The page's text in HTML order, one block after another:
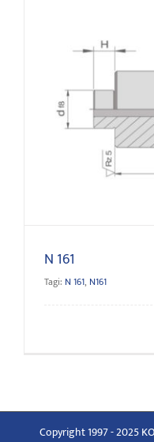
N 161
Tagi: N 161, N161
Copyright 1997 - 2025